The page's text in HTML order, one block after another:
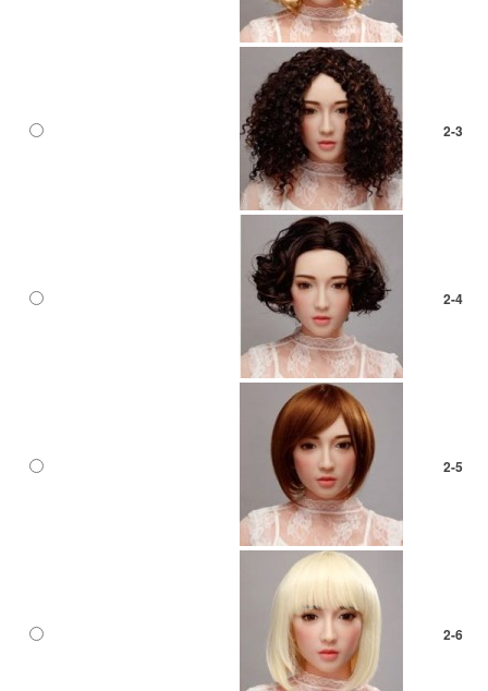
2-3
2-4
2-5
2-6